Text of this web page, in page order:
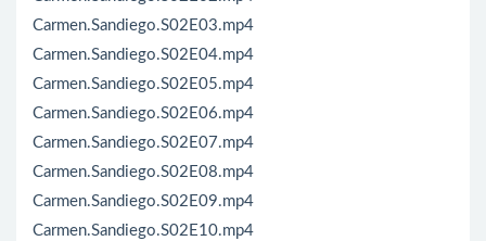
Carmen.Sandiego.S02E03.mp4
Carmen.Sandiego.S02E04.mp4
Carmen.Sandiego.S02E05.mp4
Carmen.Sandiego.S02E06.mp4
Carmen.Sandiego.S02E07.mp4
Carmen.Sandiego.S02E08.mp4
Carmen.Sandiego.S02E09.mp4
Carmen.Sandiego.S02E10.mp4